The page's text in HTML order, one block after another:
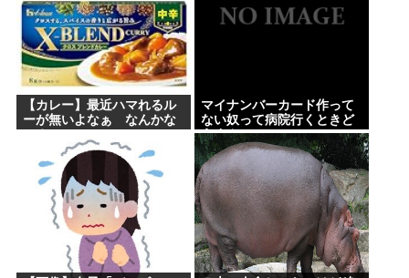
【カレー】最近ハマれるル
ーが無いよなぁ なんかな
マイナンバーカード作って
ない奴って病院行くときど
うすんの